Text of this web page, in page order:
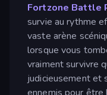
Fortzone Battle
survie au rythme
vaste arène
lorsque vous
vraiment survivre
judicieusement et